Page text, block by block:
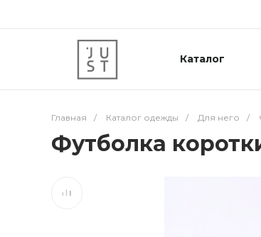
Каталог
Главная / Каталог одежды / Для него /
Футболка